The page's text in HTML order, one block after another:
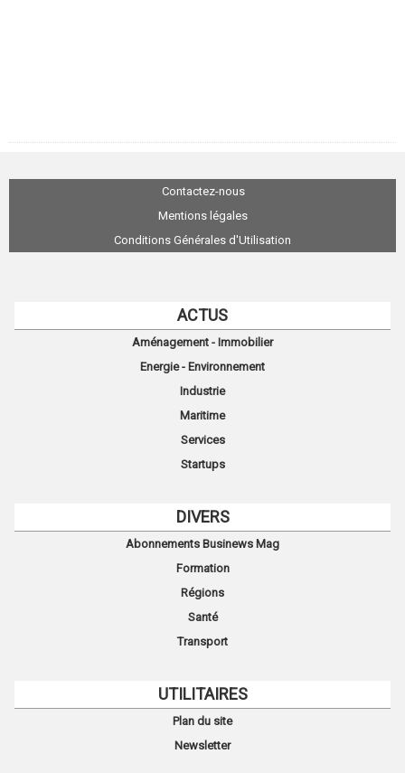
Contactez-nous
Mentions légales
Conditions Générales d'Utilisation
ACTUS
Aménagement - Immobilier
Energie - Environnement
Industrie
Maritime
Services
Startups
DIVERS
Abonnements Businews Mag
Formation
Régions
Santé
Transport
UTILITAIRES
Plan du site
Newsletter